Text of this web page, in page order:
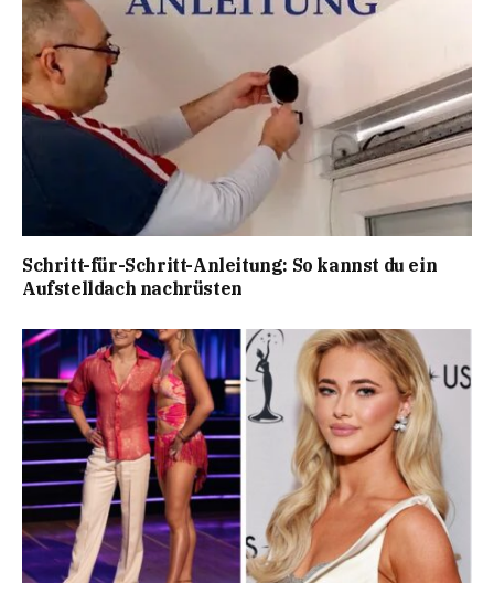
Schritt-für-Schritt-Anleitung: So kannst du ein
Aufstelldach nachrüsten